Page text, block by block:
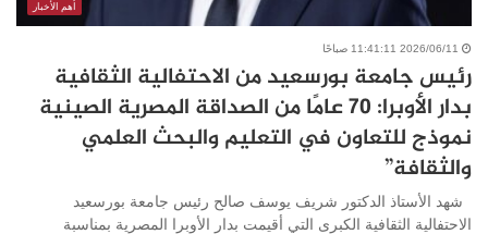
أهم الأخبار
2026/06/11 11:41:11 صباحًا
رئيس جامعة بورسعيد من الاحتفالية الثقافية
بدار الأوبرا: 70 عامًا من الصداقة المصرية الصينية
نموذج للتعاون في التعليم والبحث العلمي
والثقافة”
شهد الأستاذ الدكتور شريف يوسف صالح رئيس جامعة بورسعيد
الاحتفالية الثقافية الكبرى التي أقيمت بدار الأوبرا المصرية بمناسبة